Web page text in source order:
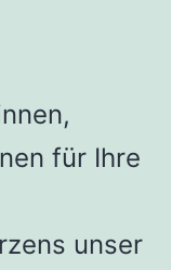
für Ihre
unser